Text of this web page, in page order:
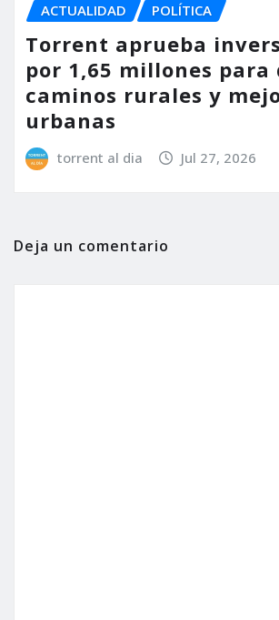
ACTUALIDAD POLÍTICA
Torrent aprueba
por 1,65 millones para
caminos rurales y
urbanas
torrent al dia Jul 27, 2026
Deja un comentario